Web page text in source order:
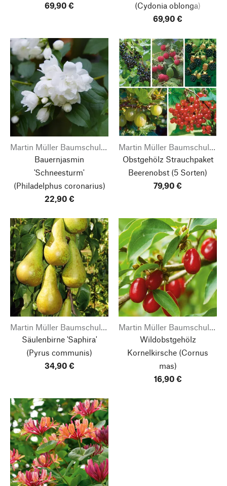
69,90 €
(Cydonia oblonga)
69,90 €
Martin Müller Baumschulen
Bauernjasmin
'Schneesturm'
(Philadelphus coronarius)
22,90 €
Martin Müller Baumschulen
Obstgehölz Strauchpaket
Beerenobst (5 Sorten)
79,90 €
Martin Müller Baumschulen
Säulenbirne 'Saphira'
(Pyrus communis)
34,90 €
Martin Müller Baumschulen
Wildobstgehölz
Kornelkirsche (Cornus
mas)
16,90 €